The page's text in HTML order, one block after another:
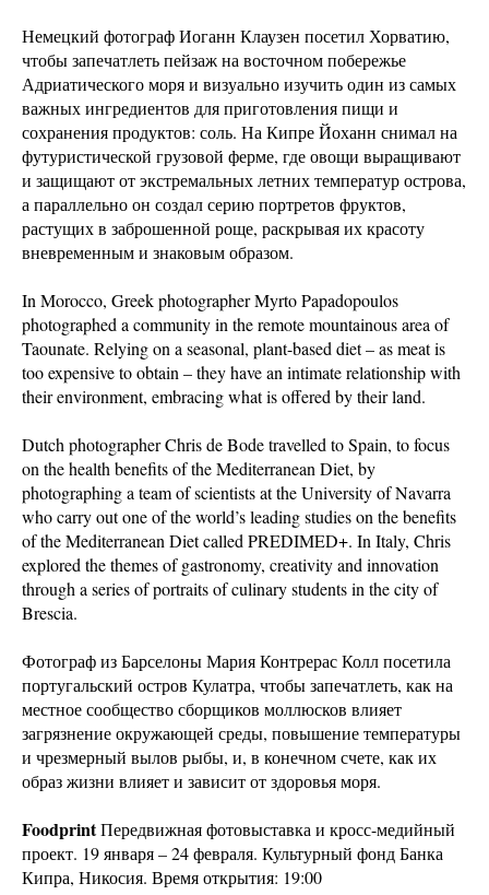
Немецкий фотограф Иоганн Клаузен посетил Хорватию,
чтобы запечатлеть пейзаж на восточном побережье
Адриатического моря и визуально изучить один из самых
важных ингредиентов для приготовления пищи и
сохранения продуктов: соль. На Кипре Йоханн снимал на
футуристической грузовой ферме, где овощи выращивают
и защищают от экстремальных летних температур острова,
а параллельно он создал серию портретов фруктов,
растущих в заброшенной роще, раскрывая их красоту
вневременным и знаковым образом.
In Morocco, Greek photographer Myrto Papadopoulos
photographed a community in the remote mountainous area of
Taounate. Relying on a seasonal, plant-based diet – as meat is
too expensive to obtain – they have an intimate relationship with
their environment, embracing what is offered by their land.
Dutch photographer Chris de Bode travelled to Spain, to focus
on the health benefits of the Mediterranean Diet, by
photographing a team of scientists at the University of Navarra
who carry out one of the world’s leading studies on the benefits
of the Mediterranean Diet called PREDIMED+. In Italy, Chris
explored the themes of gastronomy, creativity and innovation
through a series of portraits of culinary students in the city of
Brescia.
Фотограф из Барселоны Мария Контрерас Колл посетила
португальский остров Кулатра, чтобы запечатлеть, как на
местное сообщество сборщиков моллюсков влияет
загрязнение окружающей среды, повышение температуры
и чрезмерный вылов рыбы, и, в конечном счете, как их
образ жизни влияет и зависит от здоровья моря.
FoodprintПередвижная фотовыставка и кросс-медийный
проект. 19 января – 24 февраля. Культурный фонд Банка
Кипра, Никосия. Время открытия: 19:00